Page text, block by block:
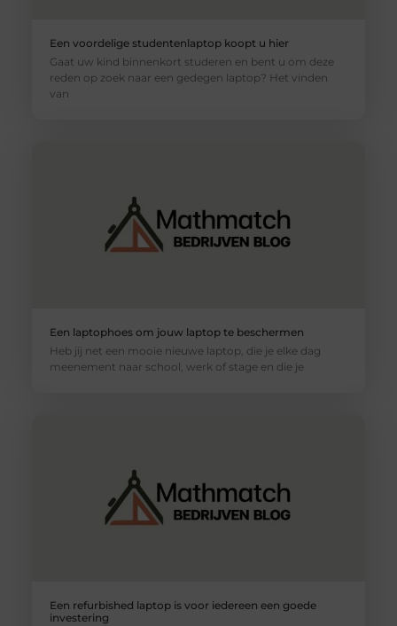
Een voordelige studentenlaptop koopt u hier
Gaat uw kind binnenkort studeren en bent u om deze
reden op zoek naar een gedegen laptop? Het vinden
van
Een laptophoes om jouw laptop te beschermen
Heb jij net een mooie nieuwe laptop, die je elke dag
meenement naar school, werk of stage en die je
Een refurbished laptop is voor iedereen een goede
investering